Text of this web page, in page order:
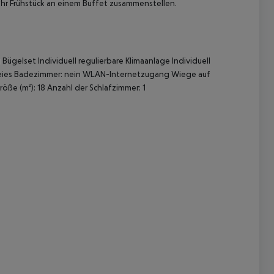
Frühstück an einem Buffet zusammenstellen.
Bügelset Individuell regulierbare Klimaanlage Individuell
Badezimmer: nein WLAN-Internetzugang Wiege auf
(m²): 18 Anzahl der Schlafzimmer: 1